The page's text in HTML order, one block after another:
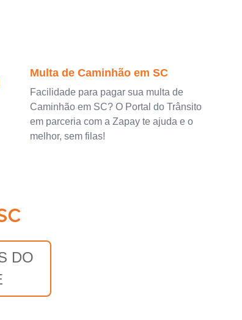
Multa de Caminhão em SC
Facilidade para pagar sua multa de
Caminhão em SC? O Portal do Trânsito
em parceria com a Zapay te ajuda e o
melhor, sem filas!
DO